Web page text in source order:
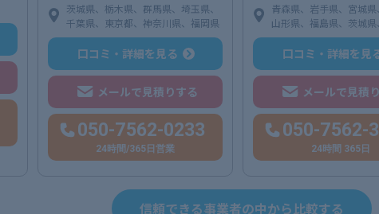
茨城県、栃木県、群馬県、埼玉県、
千葉県、東京都、神奈川県、福岡県
口コミ・詳細を見る
メールで見積りする
050-7562-0233
24時間/365日営業
青森県、岩手県、宮城県
山形県、福島県、茨城県
群馬県、埼玉県、千葉
神奈川県、新潟県、富山
県、福井県、山梨県、
県、静岡県、愛知県、
県、京都府、大阪府、兵
県、和歌山県、鳥取県
山県、広島県、山口県、
賀県、長崎県、熊本県、
崎県、鹿児島県
口コミ・詳細を見
メールで見積
050-7562-
24時間 365日
信頼できる事業者の中から比較する